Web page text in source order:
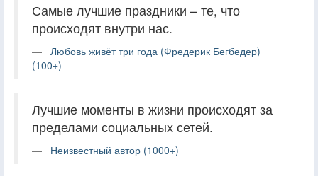
Самые лучшие праздники – те, что
происходят внутри нас.
Любовь живёт три года (Фредерик Бегбедер)
(100+)
Лучшие моменты в жизни происходят за
пределами социальных сетей.
Неизвестный автор (1000+)